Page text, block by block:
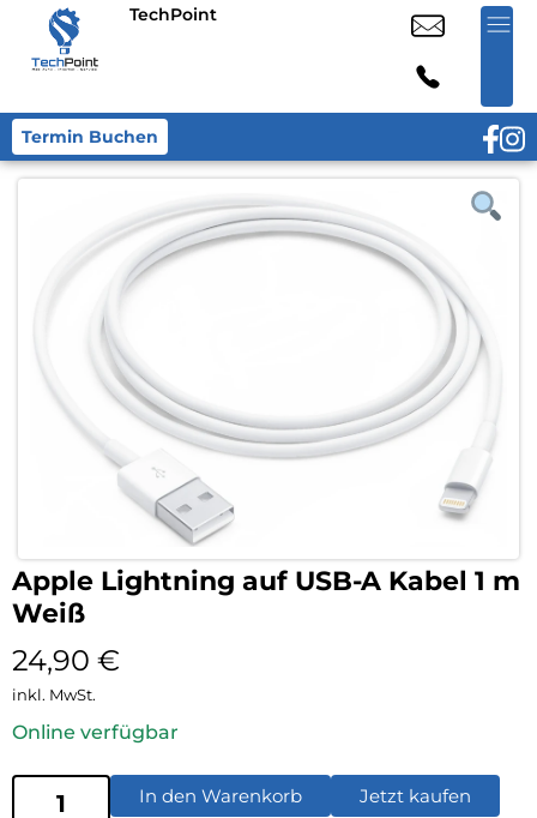
TechPoint
Termin Buchen
Apple Lightning auf USB-A Kabel 1 m
Weiß
24,90 €
inkl. MwSt.
Online verfügbar
In den Warenkorb Jetzt kaufen